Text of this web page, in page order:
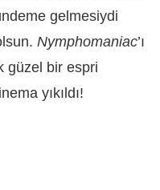
gelmesiydi
Nymphomaniac’ı
güzel bir espri
yıkıldı!